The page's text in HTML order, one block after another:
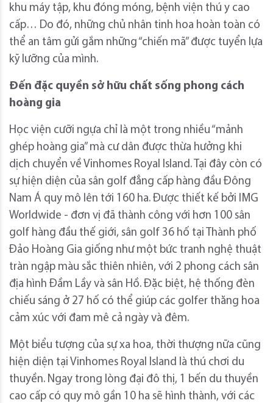
khu máy tập, khu đóng móng, bệnh viện thú y cao
cấp… Do đó, những chủ nhân tinh hoa hoàn toàn có
thể an tâm gửi gắm những “chiến mã” được tuyển lựa
kỹ lưỡng của mình.
Đến đặc quyền sở hữu chất sống phong cách
hoàng gia
Học viện cưỡi ngựa chỉ là một trong nhiều “mảnh
ghép hoàng gia” mà cư dân được thừa hưởng khi
dịch chuyển về Vinhomes Royal Island. Tại đây còn có
sự hiện diện của sân golf đẳng cấp hàng đầu Đông
Nam Á quy mô lên tới 160 ha. Được thiết kế bởi IMG
Worldwide - đơn vị đã thành công với hơn 100 sân
golf hàng đầu thế giới, sân golf 36 hố tại Thành phố
Đảo Hoàng Gia giống như một bức tranh nghệ thuật
tràn ngập màu sắc thiên nhiên, với 2 phong cách sân
địa hình Đầm Lầy và sân Hồ. Đặc biệt, hệ thống đèn
chiếu sáng ở 27 hố có thể giúp các golfer thăng hoa
cảm xúc với đam mê cả ngày và đêm.
Một biểu tượng của sự xa hoa, thời thượng nữa cũng
hiện diện tại Vinhomes Royal Island là thú chơi du
thuyền. Ngay trong lòng đại đô thị, 1 bến du thuyền
cao cấp có quy mô gần 10 ha sẽ hình thành, với các